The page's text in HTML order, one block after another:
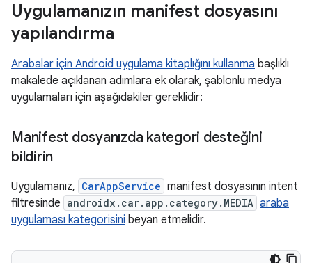
Uygulamanızın manifest dosyasını
yapılandırma
Arabalar için Android uygulama kitaplığını kullanma başlıklı
makalede açıklanan adımlara ek olarak, şablonlu medya
uygulamaları için aşağıdakiler gereklidir:
Manifest dosyanızda kategori desteğini
bildirin
Uygulamanız, CarAppService manifest dosyasının intent
filtresinde androidx.car.app.category.MEDIA araba
uygulaması kategorisini beyan etmelidir.